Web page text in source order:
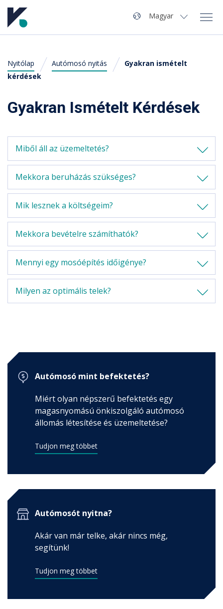
Navigáció
A Kvaliwash
Autómosó nyitás
Szervíz
Hírek
Autósoknak
mosó kereső, tippek, tanácsok, előnyök ...
Nyelv
English(Angol)
Magyar
Nyitólap Autómosó nyitás
Gyakran ismételt
kérdések
Gyakran Ismételt Kérdések
Miből áll az üzemeltetés?
Mekkora beruházás szükséges?
Mik lesznek a költségeim?
Mekkora bevételre számíthatók?
Mennyi egy mosóépítés időigénye?
Milyen az optimális telek?
Autómosó mint befektetés?
Miért olyan népszerű befektetés egy
magasnyomású önkiszolgáló autómosó
állomás létesítése és üzemeltetése?
Tudjon meg többet
Autómosót nyitna?
Akár van már telke, akár nincs még,
segítünk!
Tudjon meg többet